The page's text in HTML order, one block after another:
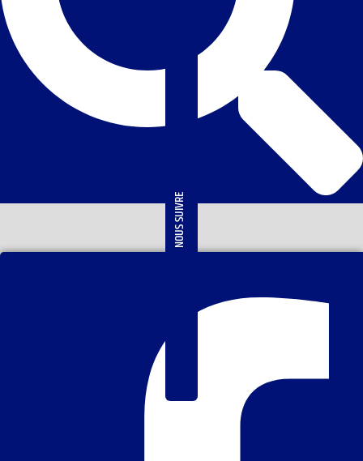
NOUS SUIVRE